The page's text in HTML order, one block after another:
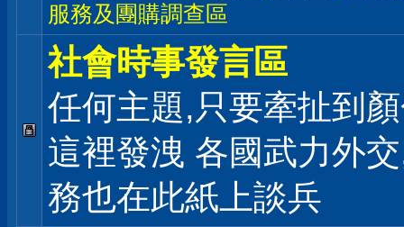
服務及團購調查區
社會時事發言區
任何主題,只要牽扯到
這裡發洩 各國武力外
務也在此紙上談兵